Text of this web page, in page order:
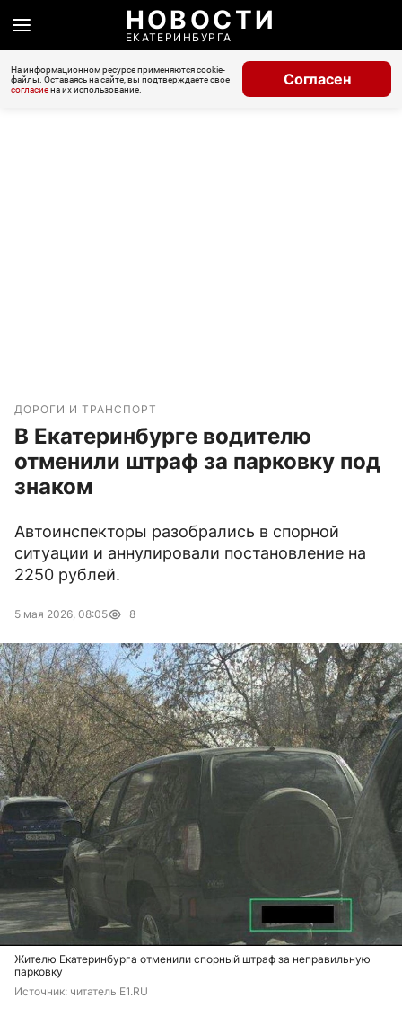
НОВОСТИ
ЕКАТЕРИНБУРГА
На информационном ресурсе применяются cookie-
файлы. Оставаясь на сайте, вы подтверждаете свое
согласиена их использование.
Согласен
ДОРОГИ И ТРАНСПОРТ
В Екатеринбурге водителю
отменили штраф за парковку под
знаком
Автоинспекторы разобрались в спорной
ситуации и аннулировали постановление на
2250 рублей.
5 мая 2026, 08:05 8
Жителю Екатеринбурга отменили спорный штраф за неправильную
парковку
Источник: читатель E1.RU